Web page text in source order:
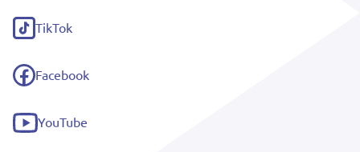
link)
TikTok
(externe
link)
Facebook
(externe
link)
YouTube
(externe